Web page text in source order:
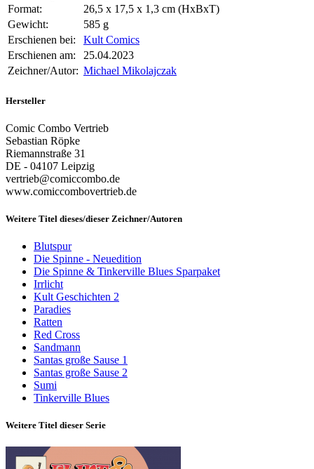
Format:
26,5 x 17,5 x 1,3 cm (HxBxT)
Gewicht:
585 g
Erschienen bei:
Kult Comics
Erschienen am:
25.04.2023
Zeichner/Autor: Michael Mikolajczak
Hersteller
Comic Combo Vertrieb
Sebastian Röpke
Riemannstraße 31
DE - 04107 Leipzig
vertrieb@comiccombo.de
www.comiccombovertrieb.de
Weitere Titel dieses/dieser Zeichner/Autoren
Blutspur
Die Spinne - Neuedition
Die Spinne & Tinkerville Blues Sparpaket
Irrlicht
Kult Geschichten 2
Paradies
Ratten
Red Cross
Sandmann
Santas große Sause 1
Santas große Sause 2
Sumi
Tinkerville Blues
Weitere Titel dieser Serie